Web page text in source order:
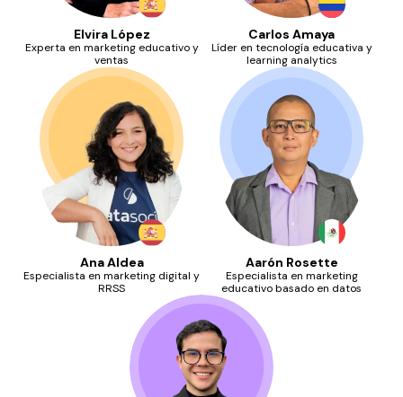
Elvira López
Experta en marketing educativo y
ventas
Carlos Amaya
Líder en tecnología educativa y
learning analytics
Ana Aldea
Especialista en marketing digital y
RRSS
Aarón Rosette
Especialista en marketing
educativo basado en datos